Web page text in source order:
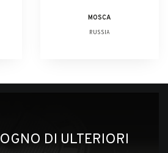
MOSCA
RUSSIA
DI ULTERIORI